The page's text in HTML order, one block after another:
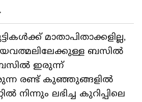
മാതാപിതാക്കളില്ല,
ബസിൽ
ബസിൽ ഇരുന്ന്
രണ്ട് കുഞ്ഞുങ്ങളിൽ
നിന്നും ലഭിച്ച കുറിപ്പിലെ